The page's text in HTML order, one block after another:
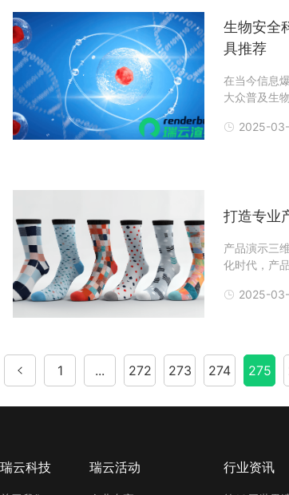
生物安全
具推荐
在当今信息
大众普及生
动画，从创
2025-
打造专业
产品演示三
化时代，产
适的软件以
2025-
1 ... 272 273 274 275
瑞云科技 瑞云活动 行业资讯